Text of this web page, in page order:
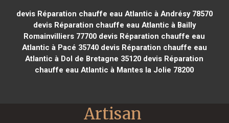
devis Réparation chauffe eau Atlantic à Andrésy 78570
devis Réparation chauffe eau Atlantic à Bailly
Romainvilliers 77700 devis Réparation chauffe eau
Atlantic à Pacé 35740devis Réparation chauffe eau
Atlantic à Dol de Bretagne 35120 devis Réparation
chauffe eau Atlantic à Mantes la Jolie 78200
Artisan